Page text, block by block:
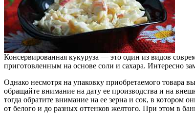
Консервированная кукуруза — это один из видов
приготовленным на основе соли и сахара. Интересно
Однако несмотря на упаковку приобретаемого товара
обращайте внимание на дату ее производства и на
тогда обратите внимание на ее зерна и сок, в
от белого и до разных оттенков желтого. При этом в